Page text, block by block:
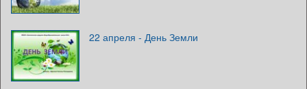
22 апреля - День Земли